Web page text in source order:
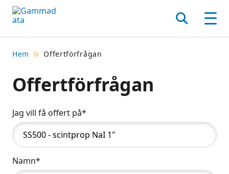
Hoppa
till
Sök
Hem Offertförfrågan
Offertförfrågan
Jag vill få offert på*
Namn*